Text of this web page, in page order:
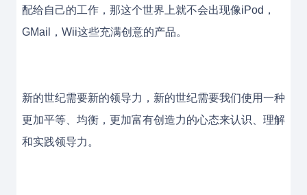
配给自己的工作，那这个世界上就不会出现像iPod，
GMail，Wii这些充满创意的产品。
新的世纪需要新的领导力，新的世纪需要我们使用一种
更加平等、均衡，更加富有创造力的心态来认识、理解
和实践领导力。